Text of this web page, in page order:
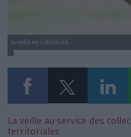
la veille en collectivité
La veille au service des
territoriales